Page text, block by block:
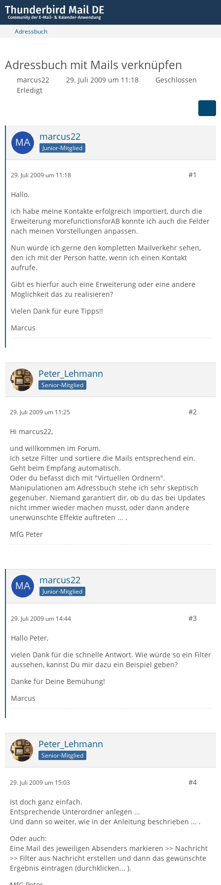
Adressbuch
Adressbuch mit Mails verknüpfen
marcus22 29. Juli 2009 um 11:18
Geschlossen
Erledigt
marcus22
Junior-Mitglied
29. Juli 2009 um 11:18 #1
Hallo,
ich habe meine Kontakte erfolgreich importiert, durch die
Erweiterung morefunctionsforAB konnte ich auch die Felder
nach meinen Vorstellungen anpassen.
Nun würde ich gerne den kompletten Mailverkehr sehen,
den ich mit der Person hatte, wenn ich einen Kontakt
aufrufe.
Gibt es hierfür auch eine Erweiterung oder eine andere
Möglichkeit das zu realisieren?
Vielen Dank für eure Tipps!!
Marcus
Peter_Lehmann
Senior-Mitglied
29. Juli 2009 um 11:25 #2
Hi marcus22,
und willkommen im Forum.
Ich setze Filter und sortiere die Mails entsprechend ein.
Geht beim Empfang automatisch.
Oder du befasst dich mit "Virtuellen Ordnern".
Manipulationen am Adressbuch stehe ich sehr skeptisch
gegenüber. Niemand garantiert dir, ob du das bei Updates
nicht immer wieder machen musst, oder dann andere
unerwünschte Effekte auftreten ... .
MfG Peter
marcus22
Junior-Mitglied
29. Juli 2009 um 14:44 #3
Hallo Peter,
vielen Dank für die schnelle Antwort. Wie würde so ein Filter
aussehen, kannst Du mir dazu ein Beispiel geben?
Danke für Deine Bemühung!
Marcus
Peter_Lehmann
Senior-Mitglied
29. Juli 2009 um 15:03 #4
Ist doch ganz einfach.
Entsprechende Unterordner anlegen ...
Und dann so weiter, wie in der Anleitung beschrieben ... .
Oder auch:
Eine Mail des jeweiligen Absenders markieren >> Nachricht
>> Filter aus Nachricht erstellen und dann das gewünschte
Ergebnis eintragen (durchklicken... ).